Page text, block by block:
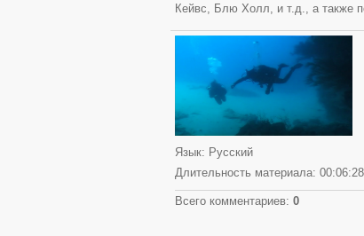
Кейвс, Блю Холл, и т.д., а также
Язык: Русский
Длительность материала: 00:06:28
Всего комментариев: 0